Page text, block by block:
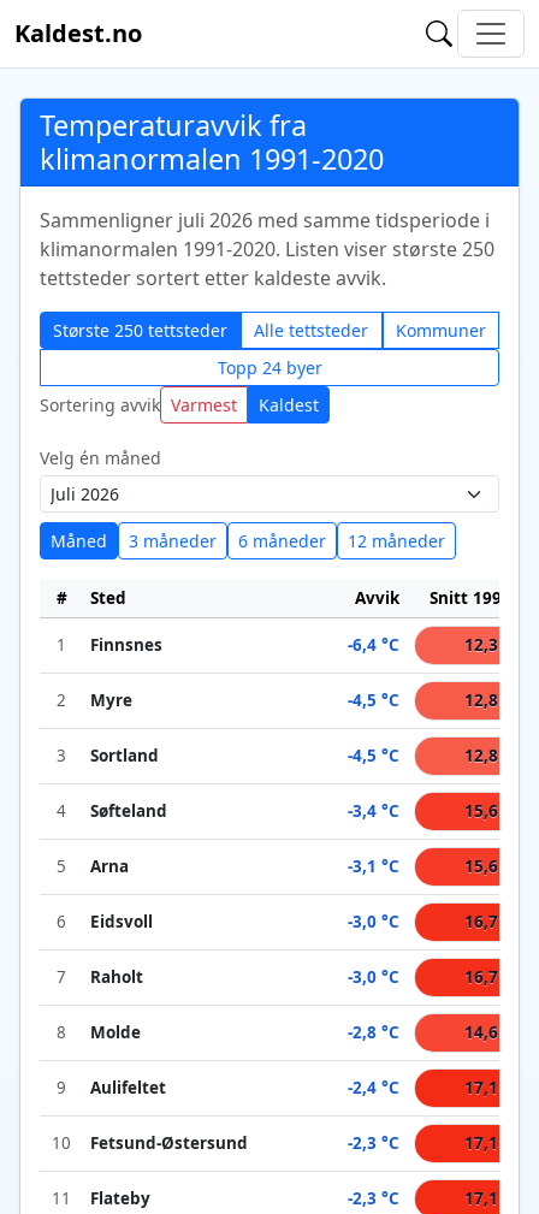
Kaldest.no
Temperaturavvik fra
klimanormalen 1991-2020
Sammenligner juli 2026 med samme tidsperiode i
klimanormalen 1991-2020. Listen viser største 250
tettsteder sortert etter kaldeste avvik.
Største 250 tettsteder Alle tettsteder
Kommuner
Topp 24 byer
Sortering avvik Varmest Kaldest
Velg én måned
Måned 3 måneder 6 måneder 12 måneder
# Sted Avvik Snitt 1991-
1 Finnsnes -6,4 °C 12,3 °C
2 Myre -4,5 °C 12,8 °C
3 Sortland -4,5 °C 12,8 °C
4 Søfteland -3,4 °C 15,6 °C
5 Arna -3,1 °C 15,6 °C
6 Eidsvoll -3,0 °C 16,7 °C
7 Raholt -3,0 °C 16,7 °C
8 Molde -2,8 °C 14,6 °C
9 Aulifeltet -2,4 °C 17,1 °C
10 Fetsund-Østersund -2,3 °C 17,1 °C
11 Flateby -2,3 °C 17,1 °C